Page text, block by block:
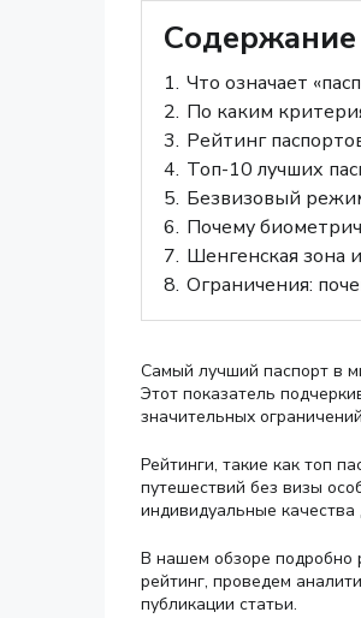
Содержание
1. Что означает
2. По каким
3. Рейтинг
4. Топ-10 лучших
5. Безвизовый
6. Почему
7. Шенгенская зона
8. Ограничения:
Самый лучший паспорт в
Этот показатель
значительных
Рейтинги, такие как топ
путешествий без визы
индивидуальные качества
В нашем обзоре подробно
рейтинг, проведем
публикации статьи.